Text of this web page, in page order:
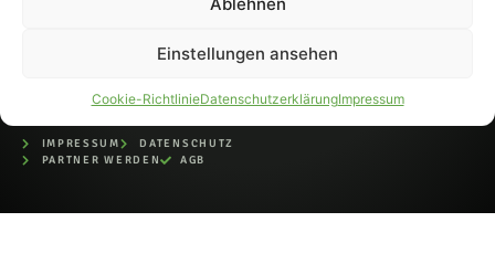
Einstellungen ansehen
Cookie-RichtlinieDatenschutzerklärungImpressum
IMPRESSUM
DATENSCHUTZ
PARTNER WERDEN
AGB